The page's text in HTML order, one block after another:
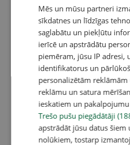
Mēs un mūsu partneri
sīkdatnes un līdzīgas
saglabātu un piekļūtu
ierīcē un apstrādātu
piemēram, jūsu IP adresi,
identifikatorus un
personalizētām
reklāmu un satura
ieskatiem un
Trešo pušu piegādātāji
apstrādāt jūsu datus šiem
nolūkiem, tostarp